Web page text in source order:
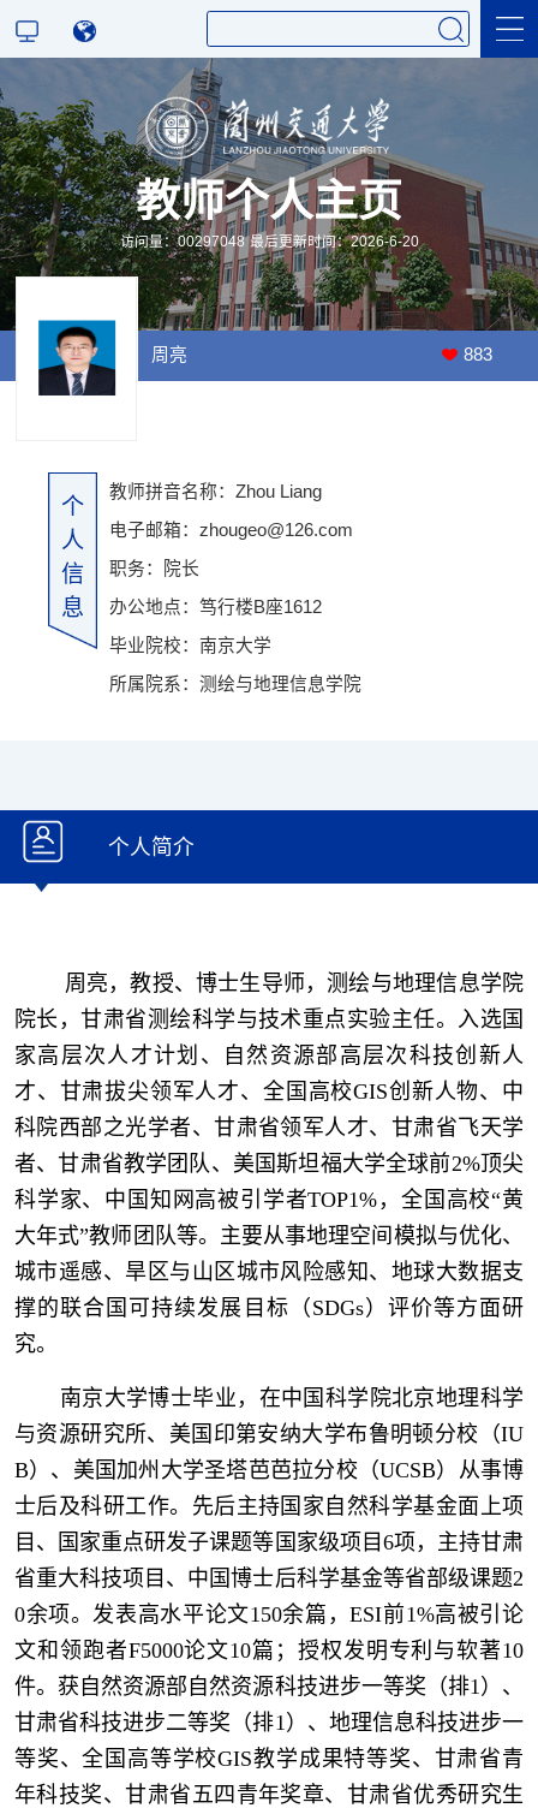
科学研究
教学研究
教师个人主页
访问量：00297048 最后更新时间：2026-6-20
周亮 883
个
人
信
息
教师拼音名称：Zhou Liang
电子邮箱： zhougeo@126.com
职务：院长
办公地点：笃行楼B座1612
毕业院校：南京大学
所属院系：测绘与地理信息学院
个人简介
周亮，教授、博士生导师，测绘与地理信息学院
院长，甘肃省测绘科学与技术重点实验主任。入选国
家高层次人才计划、自然资源部高层次科技创新人
才、甘肃拔尖领军人才、全国高校GIS创新人物、中
科院西部之光学者、甘肃省领军人才、甘肃省飞天学
者、甘肃省教学团队、 美国斯坦福大学全球前2%顶尖
科学家、中国知网高被引学者TOP1%，全国高校“黄
大年式”教师团队等。主要从事地理空间模拟与优化、
城市遥感、旱区与山区城市风险感知、地球大数据支
撑的联合国可持续发展目标（SDGs）评价等方面研
究。
南京大学博士毕业，在中国科学院北京地理科学
与资源研究所、美国印第安纳大学布鲁明顿分校（IU
B）、美国加州大学圣塔芭芭拉分校（UCSB）从事博
士后及科研工作。先后主持国家自然科学基金面上项
目、国家重点研发子课题等国家级项目6项，主持甘肃
省重大科技项目、 中国博士后科学基金等省部级课题2
0余项。发表高水平论文150余篇，ESI前1%高被引论
文和领跑者F5000论文10篇；授权发明专利与软著10
件。获自然资源部自然资源科技进步一等奖（排1）、
甘肃省科技进步二等奖（排1）、地理信息科技进步一
等奖、全国高等学校GIS教学成果特等奖、甘肃省青
年科技奖、甘肃省五四青年奖章、甘肃省优秀研究生